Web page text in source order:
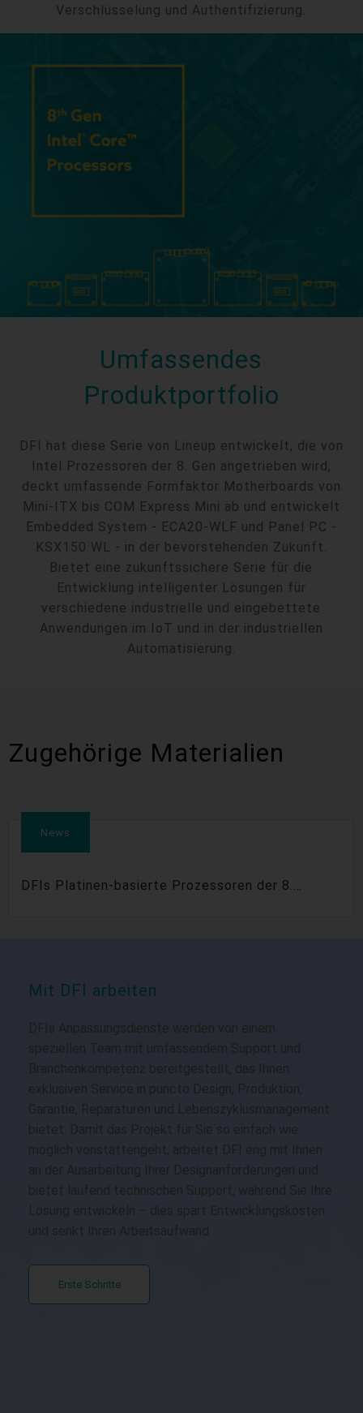
Verschlüsselung und Authentifizierung.
Umfassendes
Produktportfolio
DFI hat diese Serie von Lineup entwickelt, die von
Intel Prozessoren der 8. Gen angetrieben wird,
deckt umfassende Formfaktor Motherboards von
Mini-ITX bis COM Express Mini ab und entwickelt
Embedded System - ECA20-WLF und Panel PC -
KSX150 WL - in der bevorstehenden Zukunft.
Bietet eine zukunftssichere Serie für die
Entwicklung intelligenter Lösungen für
verschiedene industrielle und eingebettete
Anwendungen im IoT und in der industriellen
Automatisierung.
Zugehörige Materialien
News
DFIs Platinen-basierte Prozessoren der 8.
Mit DFI arbeiten
DFIs Anpassungsdienste werden von einem
speziellen Team mit umfassendem Support und
Branchenkompetenz bereitgestellt, das Ihnen
exklusiven Service in puncto Design, Produktion,
Garantie, Reparaturen und Lebenszyklusmanagement
bietet. Damit das Projekt für Sie so einfach wie
möglich vonstattengeht, arbeitet DFI eng mit Ihnen
an der Ausarbeitung Ihrer Designanforderungen und
bietet laufend technischen Support, während Sie Ihre
Lösung entwickeln – dies spart Entwicklungskosten
und senkt Ihren Arbeitsaufwand.
Erste Schritte